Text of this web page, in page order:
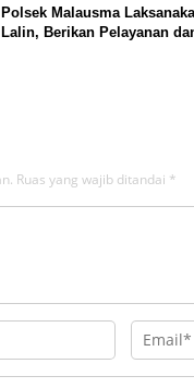
Polsek Malausma
Lalin, Berikan Pelayanan
Ruas yang wajib ditandai *